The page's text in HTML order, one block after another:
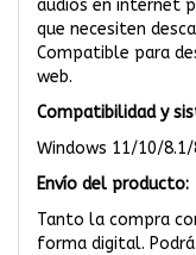
audios en internet
que necesiten
Compatible para
web.
Compatibilidad y
Windows 11/10/
Envío del producto:
Tanto la compra
forma digital.